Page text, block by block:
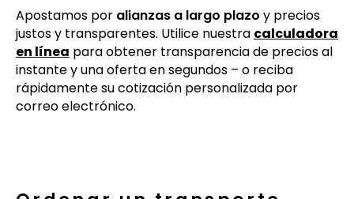
Apostamos por alianzas a largo plazo y precios
justos y transparentes. Utilice nuestra calculadora
en línea para obtener transparencia de precios al
instante y una oferta en segundos – o reciba
rápidamente su cotización personalizada por
correo electrónico.